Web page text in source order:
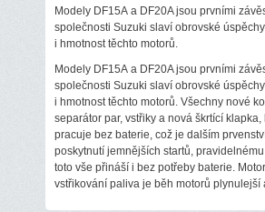
Modely DF15A a DF20A jsou prvními
společnosti Suzuki slaví obrovské
i hmotnost těchto motorů.
Modely DF15A a DF20A jsou prvními
společnosti Suzuki slaví obrovské
i hmotnost těchto motorů. Všechny nové
separátor par, vstřiky a nová škrtící
pracuje bez baterie, což je dalším
poskytnutí jemnějších startů,
toto vše přináší i bez potřeby baterie.
vstřikování paliva je běh motorů plynulejší